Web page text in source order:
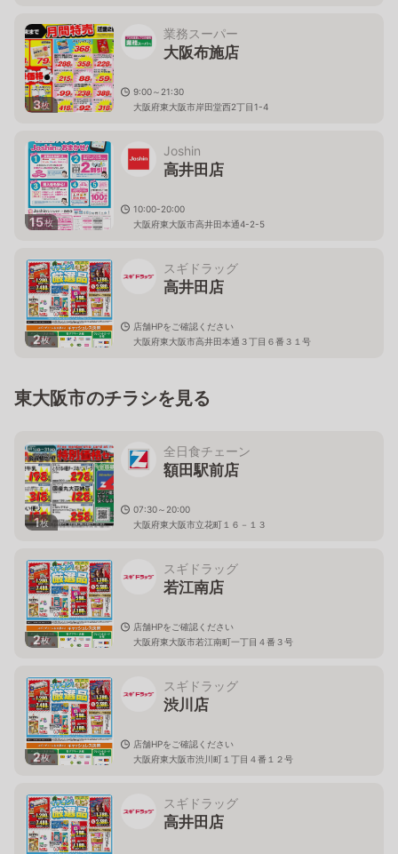
3枚
業務スーパー
大阪布施店
9:00～21:30
大阪府東大阪市岸田堂西2丁目1-4
15枚
Joshin
高井田店
10:00-20:00
大阪府東大阪市高井田本通4-2-5
2枚
スギドラッグ
高井田店
店舗HPをご確認ください
大阪府東大阪市高井田本通３丁目６番３１号
東大阪市のチラシを見る
1枚
全日食チェーン
額田駅前店
07:30～20:00
大阪府東大阪市立花町１６－１３
2枚
スギドラッグ
若江南店
店舗HPをご確認ください
大阪府東大阪市若江南町一丁目４番３号
2枚
スギドラッグ
渋川店
店舗HPをご確認ください
大阪府東大阪市渋川町１丁目４番１２号
スギドラッグ
高井田店